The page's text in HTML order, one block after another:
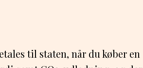
til staten, når du køber en